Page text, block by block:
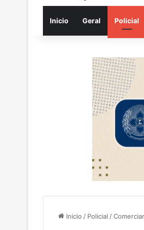
Inicio Geral Policial
Inicio / Policial /